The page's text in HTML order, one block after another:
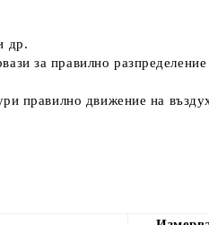
др.
за правилно разпределение
правилно движение на